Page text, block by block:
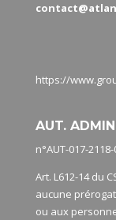
https://
AUT.
n°AUT-017-
Art. L612-14 du
aucune
ou aux